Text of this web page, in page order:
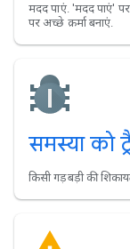
मदद पाएं. 'मदद पाएं'
पर अच्छे क़र्मा बनाएं.
समस्या को
किसी गड़बड़ी की